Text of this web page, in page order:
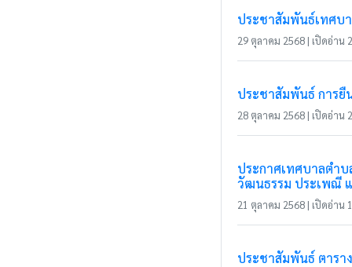
ประชาสัมพันธ์เทศบ
29 ตุลาคม 2568 | เปิดอ่าน
ประชาสัมพันธ์ การยื
28 ตุลาคม 2568 | เปิดอ่าน
ประกาศเทศบาลตำ
วัฒนธรรม ประเพณี
21 ตุลาคม 2568 | เปิดอ่าน
ประชาสัมพันธ์ ตารา